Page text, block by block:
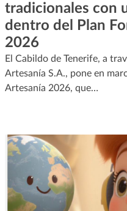
tradicionales con
dentro del Plan
2026
El Cabildo de Tenerife, a
Artesanía S.A., pone en
Artesanía 2026, que…